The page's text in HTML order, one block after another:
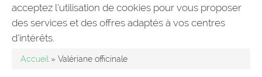
Les espèces
acceptez l’utilisation de cookies pour vous proposer
des services et des offres adaptés à vos centres
d’intérêts.
Accueil » Valériane officinale